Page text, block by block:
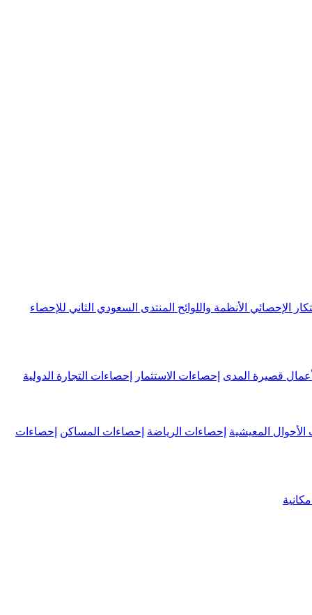
الإحصائي الأنظمة واللوائح المنتدى السعودي الثاني للإحصاء
قصيرة المدى إحصاءات الاستثمار إحصاءات التجارة الدولية
الأحوال المعيشية إحصاءات الرياضة إحصاءات المساكن إحصاءات